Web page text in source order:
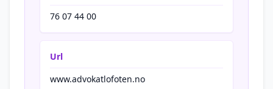
76 07 44 00
Url
www.advokatlofoten.no